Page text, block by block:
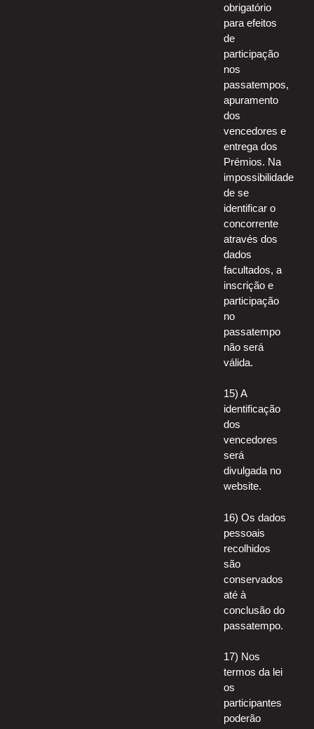
obrigatório
para efeitos
de
participação
nos
passatempos,
apuramento
dos
vencedores e
entrega dos
Prémios. Na
impossibilidade
de se
identificar o
concorrente
através dos
dados
facultados, a
inscrição e
participação
no
passatempo
não será
válida.
15) A
identificação
dos
vencedores
será
divulgada no
website.
16) Os dados
pessoais
recolhidos
são
conservados
até à
conclusão do
passatempo.
17) Nos
termos da lei
os
participantes
poderão